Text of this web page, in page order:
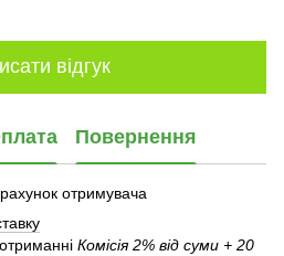
відгук
Повернення
отримувача
Комісія 2% від суми + 20